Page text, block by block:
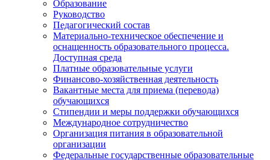
Образование
Руководство
Педагогический состав
Материально-техническое обеспечение и
оснащенность образовательного процесса.
Доступная среда
Платные образовательные услуги
Финансово-хозяйственная деятельность
Вакантные места для приема (перевода)
обучающихся
Стипендии и меры поддержки обучающихся
Международное сотрудничество
Организация питания в образовательной
организации
Федеральные государственные образовательные